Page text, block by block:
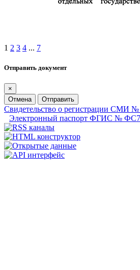
1 2 3 4 ... 7
Отправить документ
×
Отмена
Отправить
Свидетельство о регистрации СМИ
Электронный паспорт ФГИС №